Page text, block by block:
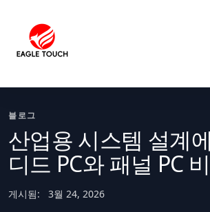
블로그
산업용 시스템 설계
디드 PC와 패널 PC
게시됨: 3월 24, 2026